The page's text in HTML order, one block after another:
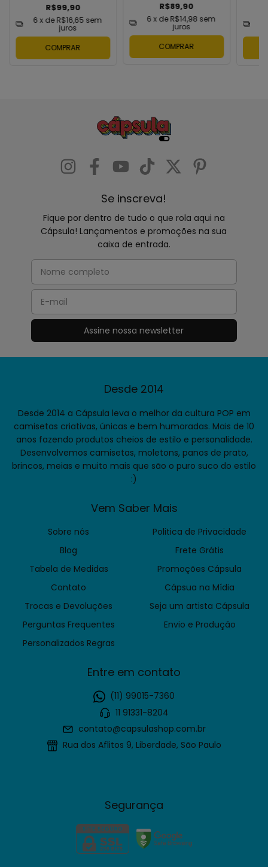
R$99,90
6 x deR$16,65 sem
juros
COMPRAR
R$89,90
6 x deR$14,98 sem
juros
COMPRAR
Se inscreva!
Fique por dentro de tudo o que rola aqui na
Cápsula! Lançamentos e promoções na sua
caixa de entrada.
Desde 2014
Desde 2014 a Cápsula leva o melhor da cultura POP em
camisetas criativas, únicas e bem humoradas. Mais de 10
anos fazendo produtos cheios de estilo e personalidade.
Desenvolvemos camisetas, moletons, panos de prato,
brincos, meias e muito mais que são o puro suco do estilo
:)
Vem Saber Mais
Sobre nós
Blog
Tabela de Medidas
Contato
Trocas e Devoluções
Perguntas Frequentes
Personalizados Regras
Politica de Privacidade
Frete Grátis
Promoções Cápsula
Cápsua na Mídia
Seja um artista Cápsula
Envio e Produção
Entre em contato
(11) 99015-7360
11 91331-8204
contato@capsulashop.com.br
Rua dos Aflitos 9, Liberdade, São Paulo
Segurança